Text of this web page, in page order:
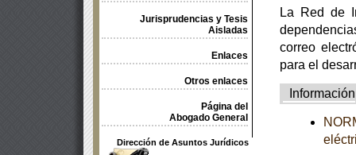
Jurisprudencias y Tesis
Aisladas
Enlaces
Otros enlaces
Página del
Abogado General
Dirección de Asuntos Jurídicos
La Red de
correo
para el
Información